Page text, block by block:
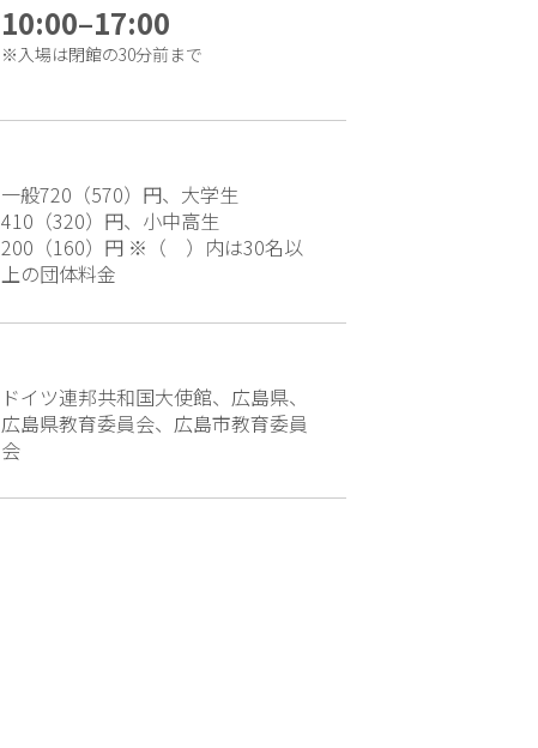
10:00–17:00
※入場は閉館の30分前まで
一般720（570）円、大学生
410（320）円、小中高生
200（160）円 ※（ ）内は30名以
上の団体料金
ドイツ連邦共和国大使館、広島県、
広島県教育委員会、広島市教育委員
会